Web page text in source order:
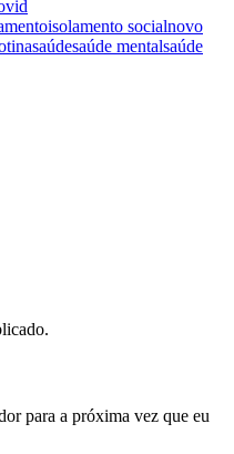
isolamento socialnovo
saúdesaúde mentalsaúde
para a próxima vez que eu